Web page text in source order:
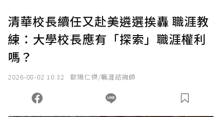
確認送出
您當前剩餘 U 利點數：0點；前往 購買點數
清華校長續任又赴美遴選挨轟 職涯教
練：大學校長應有「探索」職涯權利
嗎？
2026-08-02 10:32 歐陽仁傑/職涯諮詢師